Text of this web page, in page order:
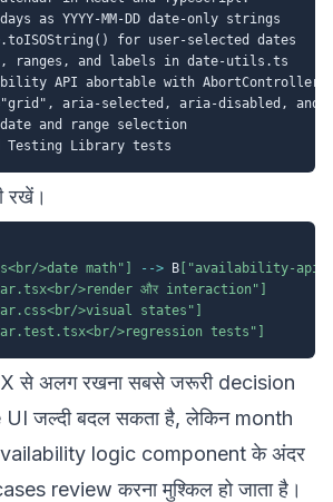
as YYYY-MM-DD date-only strings
for user-selected dates
ranges, and labels in date-utils.ts
API abortable with AbortController
aria-selected, aria-disabled, and
and range selection
रखें।
>date math"] --> B ["availability-
>render और interaction"]
>visual states"]
>regression tests"]
से अलग रखना सबसे जरूरी decision
जल्दी बदल सकता है, लेकिन month
logic component के अंदर
review करना मुश्किल हो जाता है।